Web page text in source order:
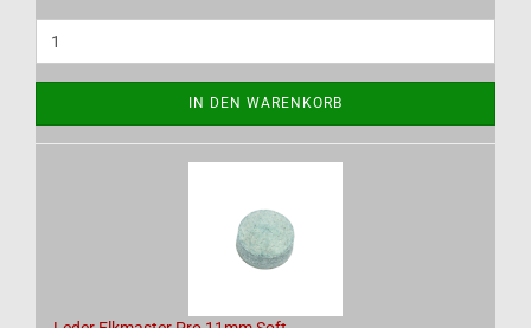
IN DEN WARENKORB